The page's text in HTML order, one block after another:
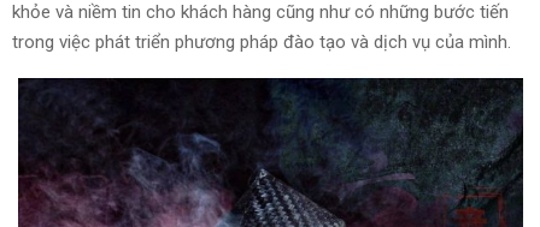
khỏe và niềm tin cho khách hàng cũng như có những bước tiến
trong việc phát triển phương pháp đào tạo và dịch vụ của mình.